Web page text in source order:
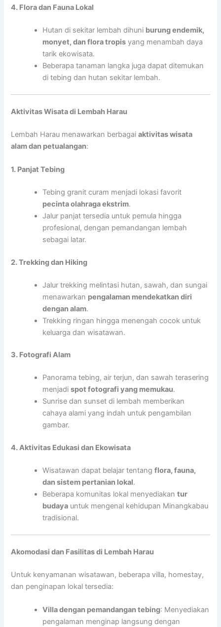
4. Flora dan Fauna Lokal
Hutan di sekitar lembah dihuni burung endemik,
monyet, dan flora tropis yang menambah daya
tarik ekowisata.
Beberapa tanaman langka juga dapat ditemukan
di tebing dan hutan sekitar lembah.
Aktivitas Wisata di Lembah Harau
Lembah Harau menawarkan berbagaiaktivitas wisata
alam dan petualangan:
1. Panjat Tebing
Tebing granit curam menjadi lokasi favorit
pecinta olahraga ekstrim.
Jalur panjat tersedia untuk pemula hingga
profesional, dengan pemandangan lembah
sebagai latar.
2. Trekking dan Hiking
Jalur trekking melintasi hutan, sawah, dan sungai
menawarkan pengalaman mendekatkan diri
dengan alam.
Trekking ringan hingga menengah cocok untuk
keluarga dan wisatawan.
3. Fotografi Alam
Panorama tebing, air terjun, dan sawah terasering
menjadispot fotografi yang memukau.
Sunrise dan sunset di lembah memberikan
cahaya alami yang indah untuk pengambilan
gambar.
4. Aktivitas Edukasi dan Ekowisata
Wisatawan dapat belajar tentangflora, fauna,
dan sistem pertanian lokal.
Beberapa komunitas lokal menyediakantur
budaya untuk mengenal kehidupan Minangkabau
tradisional.
Akomodasi dan Fasilitas di Lembah Harau
Untuk kenyamanan wisatawan, beberapa villa, homestay,
dan penginapan lokal tersedia:
Villa dengan pemandangan tebing: Menyediakan
pengalaman menginap langsung dengan